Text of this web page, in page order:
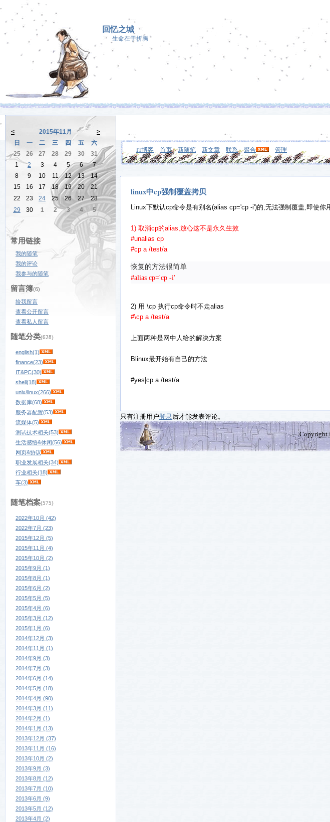
回忆之城
生命在于折腾
IT博客 首页 新随笔 新文章 联系 聚合 管理
< 2015年11月
>
日
一 二 三 四 五
六
25
26 27 28 29 30
31
1
2 3 4 5 6
7
8
9 10 11 12 13
14
15
16 17 18 19 20
21
22
23 24 25 26 27
28
29
30 1 2 3 4 5
常用链接
我的随笔
我的评论
我参与的随笔
留言簿(6)
给我留言
查看公开留言
查看私人留言
随笔分类(628)
english(1)
finance(23)
IT&PC(30)
shell(18)
unix/linux(266)
数据库(68)
服务器配置(53)
流媒体(5)
测试技术相关(53)
生活感悟&休闲(56)
网页&协议
职业发展相关(34)
行业相关(18)
车(3)
随笔档案(575)
2022年10月 (42)
2022年7月 (23)
2015年12月 (5)
2015年11月 (4)
2015年10月 (2)
2015年9月 (1)
2015年8月 (1)
2015年6月 (2)
2015年5月 (5)
2015年4月 (6)
2015年3月 (12)
2015年1月 (6)
2014年12月 (3)
2014年11月 (1)
2014年9月 (3)
2014年7月 (3)
2014年6月 (14)
2014年5月 (18)
2014年4月 (90)
2014年3月 (11)
2014年2月 (1)
2014年1月 (13)
2013年12月 (37)
2013年11月 (16)
2013年10月 (2)
2013年9月 (3)
2013年8月 (12)
2013年7月 (10)
2013年6月 (9)
2013年5月 (12)
2013年4月 (2)
linux中cp强制覆盖拷贝
Linux下默认cp命令是有别名(alias cp='cp -i')的,无法强制覆盖,即使
1) 取消cp的alias,放心这不是永久生效
#unalias cp
#cp a /test/a
恢复的方法很简单
#alias cp='cp -i'
2) 用 \cp 执行cp命令时不走alias
#\cp a /test/a
上面两种是网中人给的解决方案
Blinux最开始有自己的方法
#yes|cp a /test/a
只有注册用户登录后才能发表评论。
Copyright